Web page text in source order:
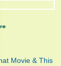
งเปิด
ของ
ลบั้มนี้
Movie & This